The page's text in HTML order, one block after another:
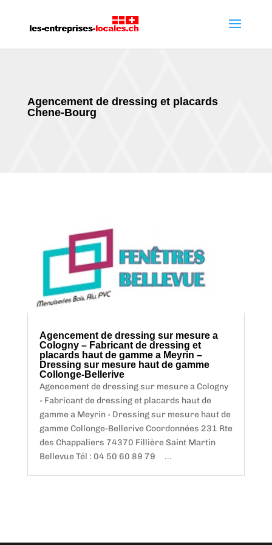
Agencement de dressing et placards
Chene-Bourg
Agencement de dressing sur mesure a
Cologny – Fabricant de dressing et
placards haut de gamme a Meyrin –
Dressing sur mesure haut de gamme
Collonge-Bellerive
Agencement de dressing sur mesure a Cologny
- Fabricant de dressing et placards haut de
gamme a Meyrin - Dressing sur mesure haut de
gamme Collonge-Bellerive Coordonnées 231 Rte
des Chappaliers 74370 Fillière Saint Martin
Bellevue Tél : 04 50 60 89 79 ...